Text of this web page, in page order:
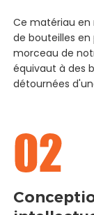
Ce matériau
de bouteilles
morceau de
équivaut à des
détournées